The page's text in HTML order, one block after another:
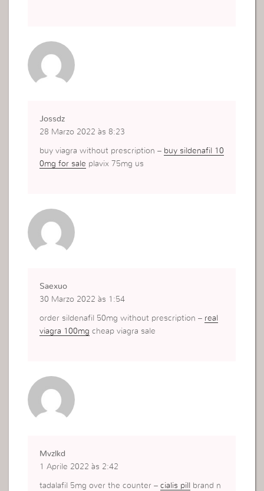
Jossdz
28 Marzo 2022 às 8:23
buy viagra without prescription – buy sildenafil 10
0mg for sale plavix 75mg us
Saexuo
30 Marzo 2022 às 1:54
order sildenafil 50mg without prescription – real
viagra 100mg cheap viagra sale
Mvzlkd
1 Aprile 2022 às 2:42
tadalafil 5mg over the counter –cialis pill brand n